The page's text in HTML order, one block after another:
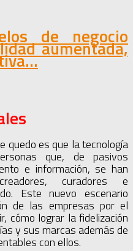
de negocio
aumentada,
quedo es que la tecnología
que, de pasivos
e información, se han
curadores e
Este nuevo escenario
de las empresas por el
cómo lograr la fidelización
y sus marcas además de
con ellos.